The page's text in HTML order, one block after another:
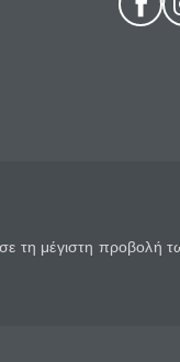
τη μέγιστη προβολή